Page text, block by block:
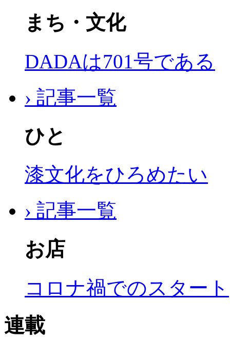
まち・文化
DADAは701号である
› 記事一覧
ひと
漆文化をひろめたい
› 記事一覧
お店
コロナ禍でのスタート
連載